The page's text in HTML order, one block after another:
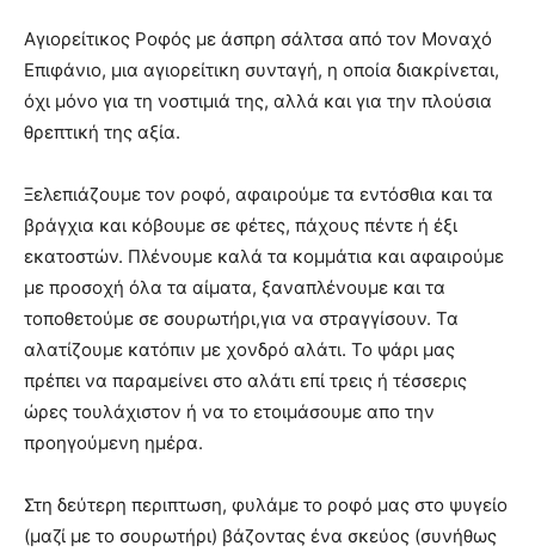
Αγιορείτικος Ροφός με άσπρη σάλτσα από τον Μοναχό
Επιφάνιο, μια αγιορείτικη συνταγή, η οποία διακρίνεται,
όχι μόνο για τη νοστιμιά της, αλλά και για την πλούσια
θρεπτική της αξία.
Ξελεπιάζουμε τον ροφό, αφαιρούμε τα εντόσθια και τα
βράγχια και κόβουμε σε φέτες, πάχους πέντε ή έξι
εκατοστών. Πλένουμε καλά τα κομμάτια και αφαιρούμε
με προσοχή όλα τα αίματα, ξαναπλένουμε και τα
τοποθετούμε σε σουρωτήρι,για να στραγγίσουν. Τα
αλατίζουμε κατόπιν με χονδρό αλάτι. Το ψάρι μας
πρέπει να παραμείνει στο αλάτι επί τρεις ή τέσσερις
ώρες τουλάχιστον ή να το ετοιμάσουμε απο την
προηγούμενη ημέρα.
Στη δεύτερη περιπτωση, φυλάμε το ροφό μας στο ψυγείο
(μαζί με το σουρωτήρι) βάζοντας ένα σκεύος (συνήθως